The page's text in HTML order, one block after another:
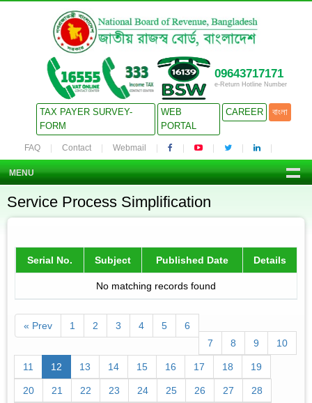
09643717171
e-Return Hotline Number
TAX PAYER SURVEY-
FORM
WEB
PORTAL
CAREER বাংলা
FAQ Contact Webmail
MENU
Service Process Simplification
Serial No. Subject Published Date Details
No matching records found
« Prev 1 2 3 4 5
6
7
8 9 10
11 12 13 14 15 16 17 18 19
20 21 22 23 24 25 26 27 28